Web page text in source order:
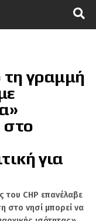
τη γραμμή
στο
για
του CHP επανέλαβε
στο νησί μπορεί να